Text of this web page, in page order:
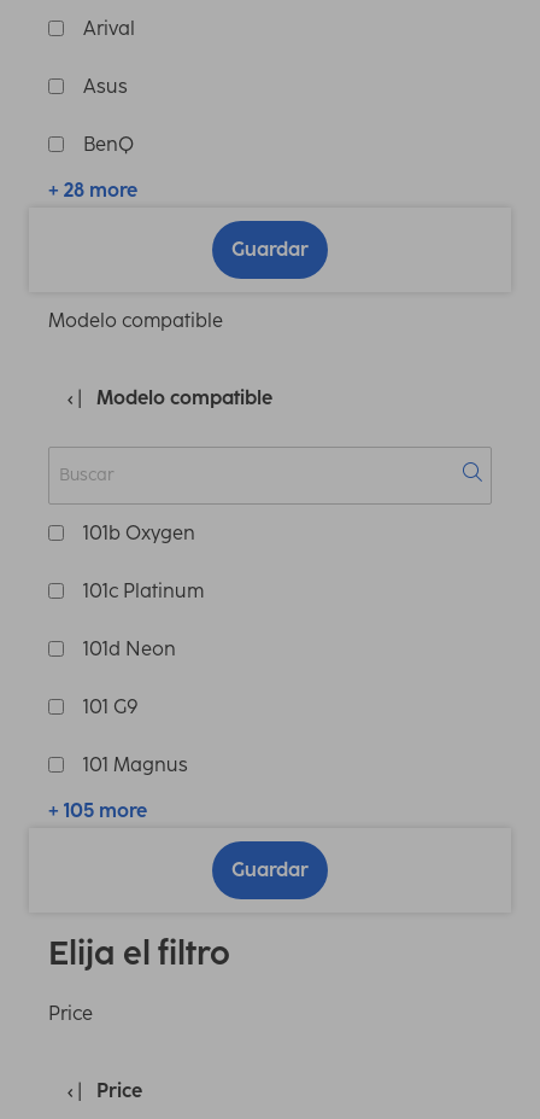
Arival
Asus
BenQ
+ 28 more
Guardar
Modelo compatible
Modelo compatible
101b Oxygen
101c Platinum
101d Neon
101 G9
101 Magnus
+ 105 more
Guardar
Elija el filtro
Price
Price